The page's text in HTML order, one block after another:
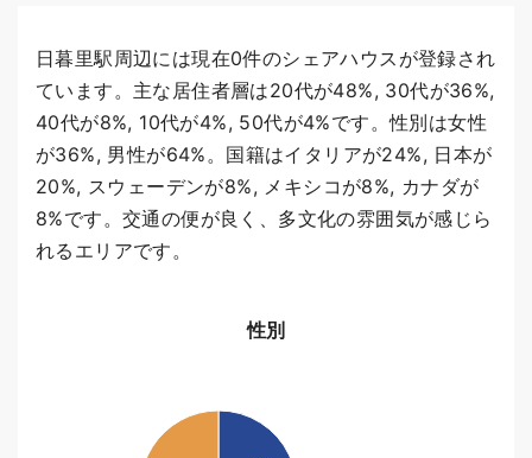
日暮里駅周辺には現在0件のシェアハウスが登録され
ています。主な居住者層は20代が48%, 30代が36%,
40代が8%, 10代が4%, 50代が4%です。性別は女性
が36%, 男性が64%。国籍はイタリアが24%, 日本が
20%, スウェーデンが8%, メキシコが8%, カナダが
8%です。交通の便が良く、多文化の雰囲気が感じら
れるエリアです。
性別